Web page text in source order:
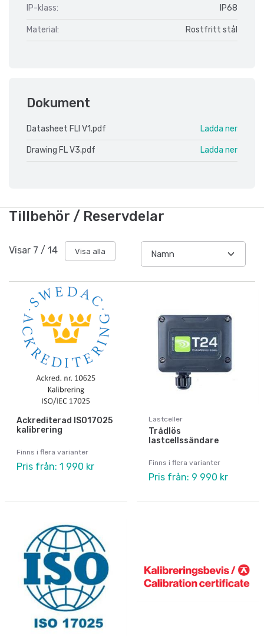
IP-klass: IP68
Material: Rostfritt stål
Dokument
Datasheet FLI V1.pdf Ladda ner
Drawing FL V3.pdf Ladda ner
Tillbehör / Reservdelar
Visar 7 / 14 Visa alla
Ackrediterad ISO17025
kalibrering
Finns i flera varianter
Pris från: 1 990 kr
Lastceller
Trådlös
lastcellssändare
Finns i flera varianter
Pris från: 9 990 kr